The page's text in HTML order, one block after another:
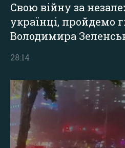
Свою війну за
українці, пройдемо
Володимира
28:14